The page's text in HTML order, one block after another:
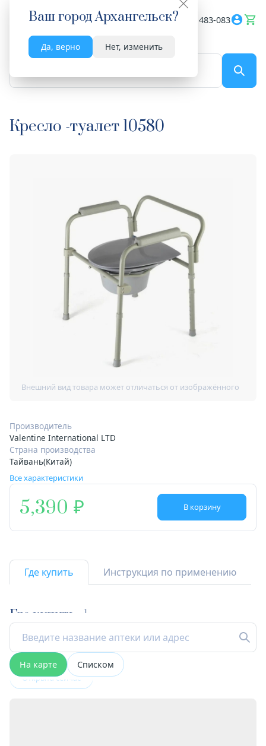
Ваш городАрхангельск?
Да, верно Нет, изменить
Весь сайт 8182 483-083
Кресло -туалет 10580
Производитель
Valentine International LTD
Страна производства
Тайвань(Китай)
Все характеристики
5,390 В корзину
Где купить Инструкция по применению
Где купить 1
На карте Списком
Открыта сейчас